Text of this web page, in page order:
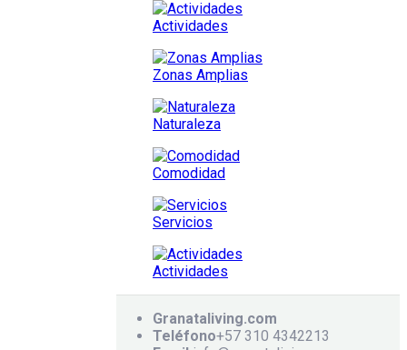
Actividades
Zonas Amplias
Naturaleza
Comodidad
Servicios
Actividades
Granataliving.com
Teléfono+57 310 4342213